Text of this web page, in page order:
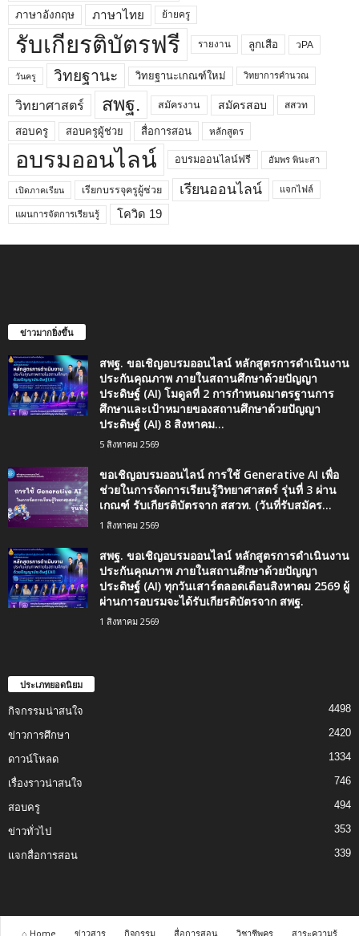
ภาษาอังกฤษ ภาษาไทย ย้ายครู
รับเกียรติบัตรฟรี รายงาน ลูกเสือ วPA
วันครู วิทยฐานะ วิทยฐานะเกณฑ์ใหม่ วิทยาการคำนวณ
วิทยาศาสตร์ สพฐ. สมัครงาน สมัครสอบ สสวท
สอบครู สอบครูผู้ช่วย สื่อการสอน หลักสูตร
อบรมออนไลน์ อบรมออนไลน์ฟรี อัมพร พินะสา
เปิดภาคเรียน เรียกบรรจุครูผู้ช่วย เรียนออนไลน์ แจกไฟล์
แผนการจัดการเรียนรู้ โควิด 19
ข่าวมากยิ่งขึ้น
สพฐ. ขอเชิญอบรมออนไลน์ หลักสูตรการดำเนินงาน
ประกันคุณภาพ ภายในสถานศึกษาด้วยปัญญา
ประดิษฐ์ (AI) โมดูลที่ 2 การกำหนดมาตรฐานการ
ศึกษาและเป้าหมายของสถานศึกษาด้วยปัญญา
ประดิษฐ์ (AI) 8 สิงหาคม...
5 สิงหาคม 2569
ขอเชิญอบรมออนไลน์ การใช้ Generative AI เพื่อ
ช่วยในการจัดการเรียนรู้วิทยาศาสตร์ รุ่นที่ 3 ผ่าน
เกณฑ์ รับเกียรติบัตรจาก สสวท. (วันที่รับสมัคร...
1 สิงหาคม 2569
สพฐ. ขอเชิญอบรมออนไลน์ หลักสูตรการดำเนินงาน
ประกันคุณภาพ ภายในสถานศึกษาด้วยปัญญา
ประดิษฐ์ (AI) ทุกวันเสาร์ตลอดเดือนสิงหาคม 2569 ผู้
ผ่านการอบรมจะได้รับเกียรติบัตรจาก สพฐ.
1 สิงหาคม 2569
ประเภทยอดนิยม
กิจกรรมน่าสนใจ 4498
ข่าวการศึกษา 2420
ดาวน์โหลด 1334
เรื่องราวน่าสนใจ 746
สอบครู 494
ข่าวทั่วไป 353
แจกสื่อการสอน 339
⌂ Home ข่าวสาร กิจกรรม สื่อการสอน วิชาชีพครู สาระความรู้